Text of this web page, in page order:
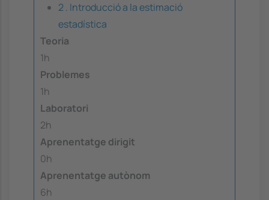
2 . Introducció a la estimació
estadística
Teoria
1h
Problemes
1h
Laboratori
2h
Aprenentatge dirigit
0h
Aprenentatge autònom
6h